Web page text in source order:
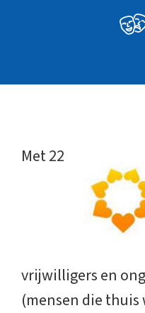
Met 22
vrijwilligers en
(mensen die